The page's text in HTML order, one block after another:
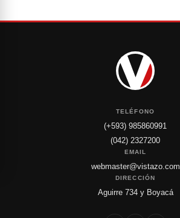
TELÉFONO
(+593) 985860991
(042) 2327200
EMAIL
webmaster@vistazo.com
DIRECCIÓN
Aguirre 734 y Boyacá